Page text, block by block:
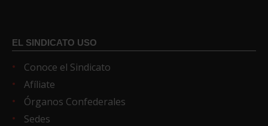
EL SINDICATO USO
Conoce el Sindicato
Afíliate
Órganos Confederales
Sedes